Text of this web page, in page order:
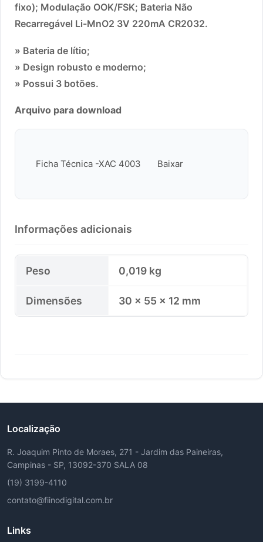
fixo); Modulação OOK/FSK; Bateria Não
Recarregável Li-MnO2 3V 220mA CR2032.
» Bateria de lítio;
» Design robusto e moderno;
» Possui 3 botões.
Arquivo para download
Ficha Técnica -XAC 4003 Baixar
Informações adicionais
Peso 0,019 kg
Dimensões 30 × 55 × 12 mm
Localização
R. Joaquim Pinto de Moraes, 271 - Jardim das Paineiras,
Campinas - SP, 13092-370 SALA 08
(19) 3199-4110
contato@fiinodigital.com.br
Links